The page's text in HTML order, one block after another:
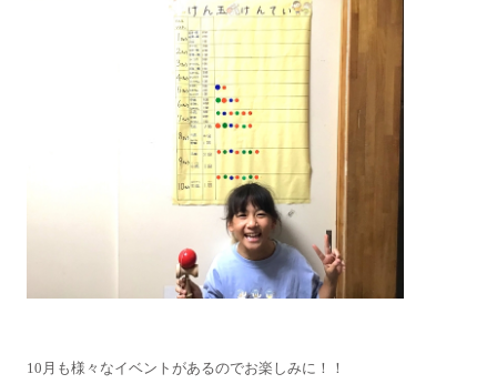
10月も様々なイベントがあるのでお楽しみに！！